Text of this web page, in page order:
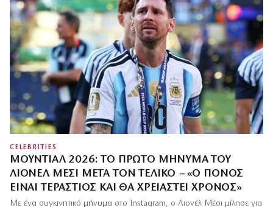
CELEBRITIES
ΜΟΥΝΤΙΆΛ 2026: ΤΟ ΠΡΏΤΟ ΜΉΝΥΜΑ ΤΟΥ
ΛΙΟΝΈΛ ΜΈΣΙ ΜΕΤΆ ΤΟΝ ΤΕΛΙΚΌ – «Ο ΠΌΝΟΣ
ΕΊΝΑΙ ΤΕΡΆΣΤΙΟΣ ΚΑΙ ΘΑ ΧΡΕΙΑΣΤΕΊ ΧΡΌΝΟΣ»
Με ένα συγκινητικό μήνυμα στο Instagram, ο Λιονέλ Μέσι μίλησε για